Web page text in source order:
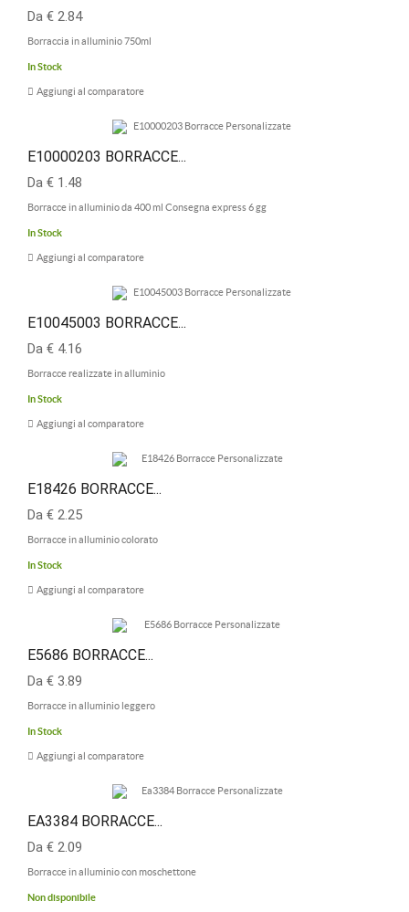
Da € 2.84
Borraccia in alluminio 750ml
In Stock
Aggiungi al comparatore
E10000203 BORRACCE...
Da € 1.48
Borracce in alluminio da 400 ml Consegna express 6 gg
In Stock
Aggiungi al comparatore
E10045003 BORRACCE...
Da € 4.16
Borracce realizzate in alluminio
In Stock
Aggiungi al comparatore
E18426 BORRACCE...
Da € 2.25
Borracce in alluminio colorato
In Stock
Aggiungi al comparatore
E5686 BORRACCE...
Da € 3.89
Borracce in alluminio leggero
In Stock
Aggiungi al comparatore
EA3384 BORRACCE...
Da € 2.09
Borracce in alluminio con moschettone
Non disponibile